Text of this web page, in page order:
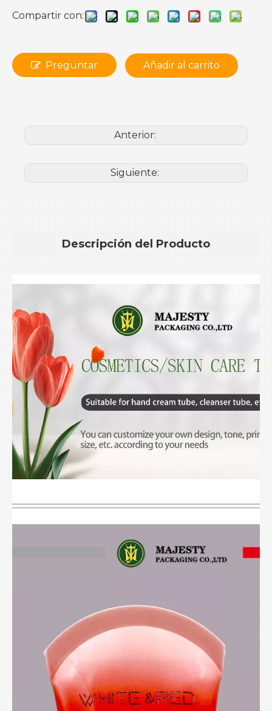
Compartir con:
Preguntar Añadir al carrito
Anterior:
Siguiente:
Descripción del Producto